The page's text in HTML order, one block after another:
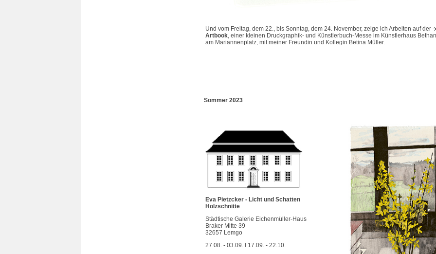
Und vom Freitag, dem 22., bis Sonntag, dem 24. November, zeige ich Arbeiten auf der
Artbook, einer kleinen Druckgraphik- und Künstlerbuch-Messe im Künstlerhaus
am Mariannenplatz, mit meiner Freundin und Kollegin Betina Müller.
Sommer 2023
Eva Pietzcker - Licht und Schatten
Holzschnitte
Städtische Galerie Eichenmüller-Haus
Braker Mitte 39
32657 Lemgo
27.08. - 03.09. l 17.09. - 22.10.